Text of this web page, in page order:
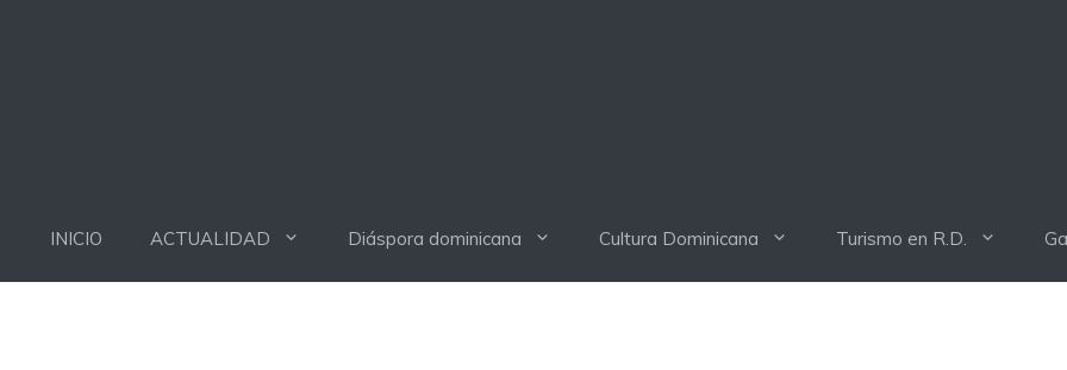
INICIO ACTUALIDAD Diáspora dominicana Cultura Dominicana Turismo en R.D.